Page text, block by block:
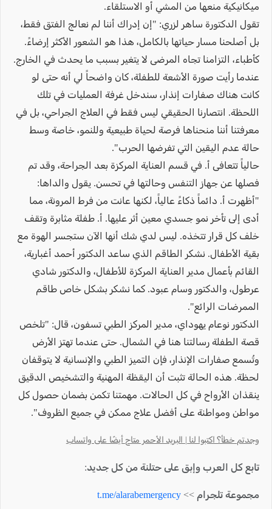
ميكانيكية منعها من المشي أو الاستلقاء.
تقول الدكتورة ساهر لزري: "إن إدراك أننا لم نعالج الفتق فقط،
بل أصلحنا مسار حياتها بالكامل، هذا هو الشعور الأكثر إرضاءً.
كأطباء، التزامنا تجاه المرضى لا يتغير بسبب ما يحدث في الخارج.
عندما رأيت صورة الأشعة للطفلة، كان واضحاً لي أنه حتى لو
كانت هناك صفارات إنذار، سندخل غرفة العمليات في تلك
اللحظة. انتصارنا الحقيقي ليس فقط في العلاج الجراحي، بل في
معرفتنا أننا منحناها فرصة لحياة طبيعية وللنمو، خاصة وسط
حالة عدم اليقين التي تفرضها الحرب".
حالياً تتعافى أ. في قسم العناية المركزة بعد الجراحة، وقد تم
فصلها عن جهاز التنفس وحالتها في تحسن. يقول والداها:
"أظهرت أ. دائماً ذكاءً عالياً، لكنها عانت من فرط المرونة، مما
أدى إلى تأخر نمو جسدي معين أثر عليها. أ. طفلة مثابرة وتقف
خلف كل قرار تتخذه. ليس لدي شك أنها الآن ستجسر الهوة مع
بقية الأطفال. نشكر الطاقم الذي ساعد الدكتور أحمد أغبارية،
القائم بأعمال مدير العناية المركزة للأطفال، والدكتور شادي
عرطول، والدكتور وسام عبود. كما نشكر بشكل خاص طاقم
الممرضات الرائع".
الدكتور نوعام يهوداي، مدير المركز الطبي تسفون، قال: "تلخص
قصة الطفلة رسالتنا هنا في الشمال. حتى عندما تهتز الأرض
وتُسمع صفارات الإنذار، فإن التميز الطبي والإنسانية لا يتوقفان
لحظة. هذه الحالة تثبت أن اليقظة المهنية والتشخيص الدقيق
ينقذان الأرواح في كل الحالات. مهمتنا تكمن بضمان حصول كل
مواطن ومواطنة على أفضل علاج ممكن في جميع الظروف".
وجدتم خطأ؟ اكتبوا لنا | البريد الأحمر متاح أيضًا على واتساب
تابع كل العرب وإبق على حتلنة من كل جديد:
مجموعة تلجرام >> t.me/alarabemergency